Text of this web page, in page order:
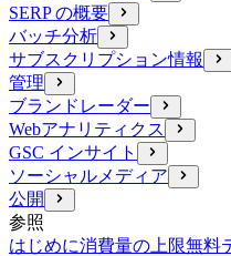
SERP の概要
バッチ分析
サブスクリプション情報
管理
ブランドレーダー
Webアナリティクス
GSC インサイト
ソーシャルメディア
公開
参照
はじめに消費量の上限無料